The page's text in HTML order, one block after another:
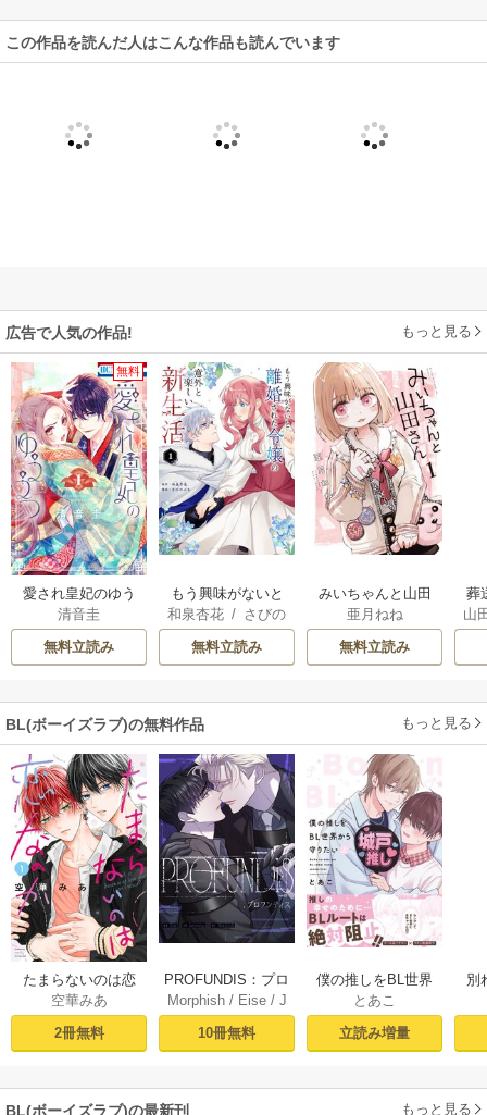
この作品を読んだ人はこんな作品も読んでいます
広告で人気の作品! もっと見る
無料
愛され皇妃のゆう
うつ
清音圭
無料立読み
もう興味がないと
離婚された令嬢の
意外と楽しい新生
活
和泉杏花 / さびの
ぶち
無料立読み
みいちゃんと山田
さん
亜月ねね
無料立読み
葬
山
BL(ボーイズラブ)の無料作品 もっと見る
たまらないのは恋
なのか（１）【シ
ーモア限定特典付
き】
空華みあ
2冊無料
PROFUNDIS：プロ
フンディス【タテ
ヨミ】1
Morphish/ Eise/ J
aeyoung
10冊無料
僕の推しをBL世界
から守りたい【シ
ーモア限定特典付
き電子単行本】 上
とあこ
立読み増量
別
BL(ボーイズラブ)の最新刊 もっと見る